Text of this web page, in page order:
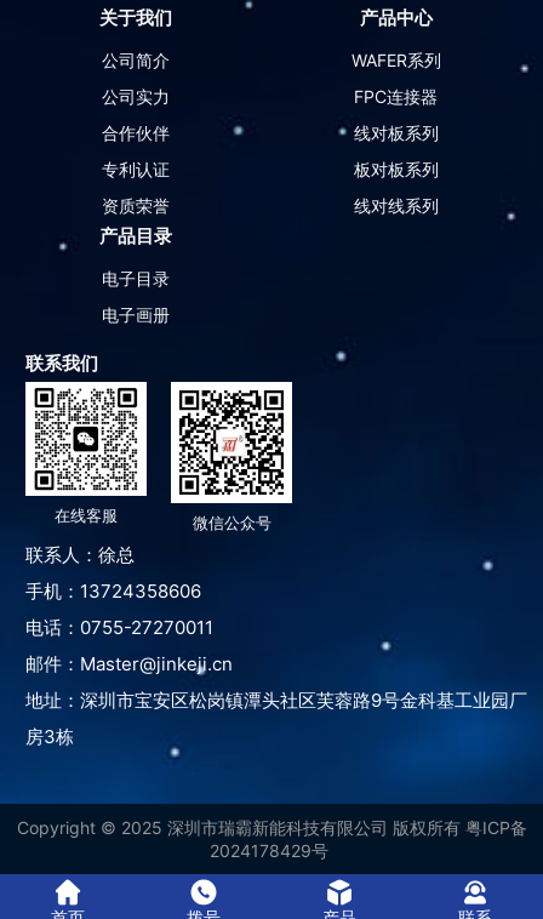
关于我们
公司简介
公司实力
合作伙伴
专利认证
资质荣誉
产品中心
WAFER系列
FPC连接器
线对板系列
板对板系列
线对线系列
产品目录
电子目录
电子画册
联系我们
在线客服 微信公众号
联系人：徐总
手机：13724358606
电话：0755-27270011
邮件：Master@jinkeji.cn
地址：深圳市宝安区松岗镇潭头社区芙蓉路9号金科基工业园厂
房3栋
Copyright © 2025 深圳市瑞霸新能科技有限公司 版权所有 粤ICP备
2024178429号